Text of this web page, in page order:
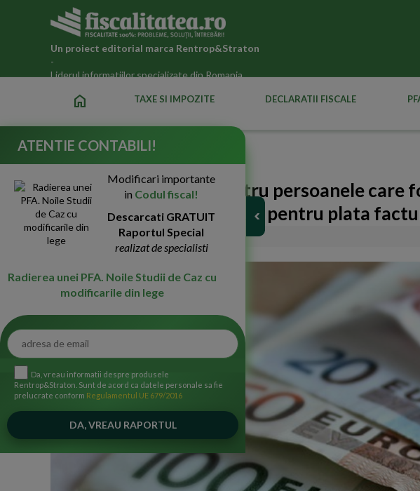
Un proiect editorial marca Rentrop&Straton
-
Liderul informatiilor specializate din Romania
home TAXE SI IMPOZITE DECLARATII FISCALE
Amenzi de 6.000 lei pentru persoanele care
1.400 lei primita de la stat pentru plata
14-Dec-2022 5595
ATENTIE CONTABILI!
Modificari importante
in Codul fiscal!
Descarcati GRATUIT
Raportul Special
realizat de specialisti
Radierea unei PFA. Noile Studii de Caz cu
modificarile din lege
Da, vreau informatii despre produsele
Rentrop&Straton. Sunt de acord ca datele personale sa fie
prelucrate conform Regulamentul UE 679/2016